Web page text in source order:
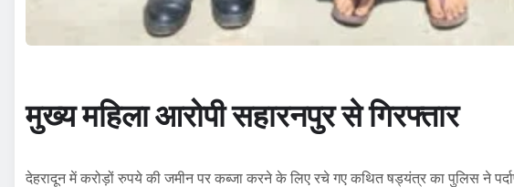
मुख्य महिला आरोपी सहारनपुर से गिरफ्तार
देहरादून में करोड़ों रुपये की जमीन पर कब्जा करने के लिए रचे गए कथित षड्यंत्र का पुलिस ने